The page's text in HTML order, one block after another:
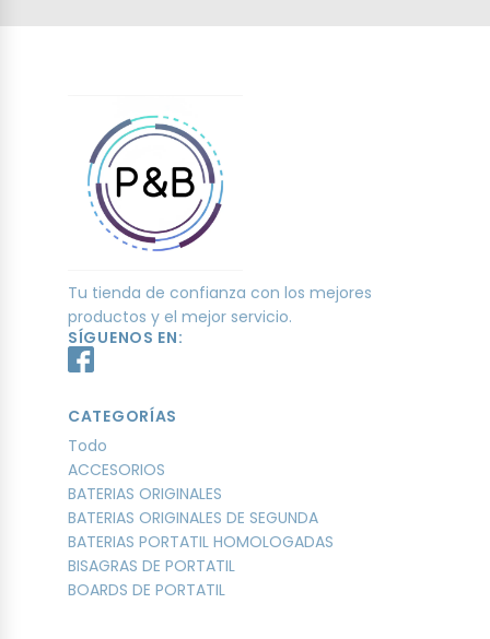
Tu tienda de confianza con los mejores
productos y el mejor servicio.
SÍGUENOS EN:
CATEGORÍAS
Todo
ACCESORIOS
BATERIAS ORIGINALES
BATERIAS ORIGINALES DE SEGUNDA
BATERIAS PORTATIL HOMOLOGADAS
BISAGRAS DE PORTATIL
BOARDS DE PORTATIL